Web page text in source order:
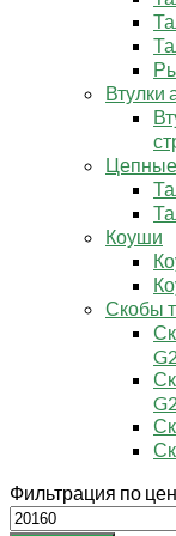
Втулки
Коуши
Скобы
Фильтрация по
Минимальная